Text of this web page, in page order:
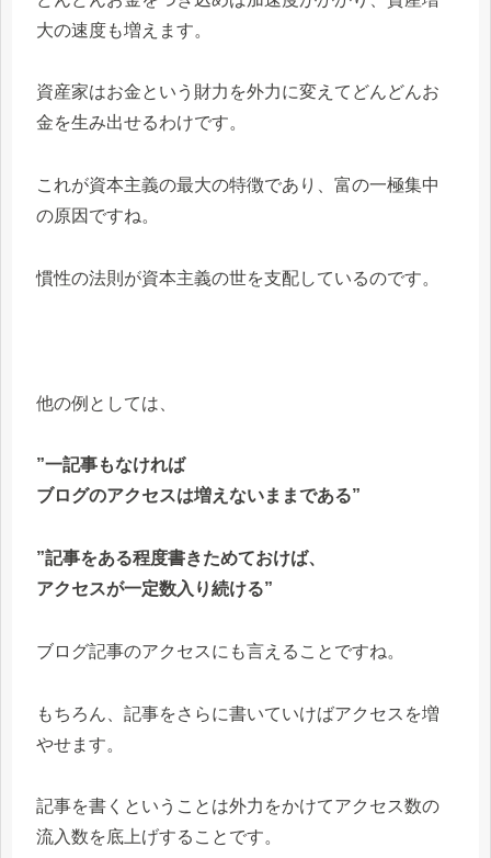
大の速度も増えます。
資産家はお金という財力を外力に変えてどんどんお
金を生み出せるわけです。
これが資本主義の最大の特徴であり、富の一極集中
の原因ですね。
慣性の法則が資本主義の世を支配しているのです。
他の例としては、
”一記事もなければ
ブログのアクセスは増えないままである”
”記事をある程度書きためておけば、
アクセスが一定数入り続ける”
ブログ記事のアクセスにも言えることですね。
もちろん、記事をさらに書いていけばアクセスを増
やせます。
記事を書くということは外力をかけてアクセス数の
流入数を底上げすることです。